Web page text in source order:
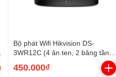
Bộ phát Wifi Hikvision DS-
3WR12C (4 ăn ten, 2 băng tần
450.000₫